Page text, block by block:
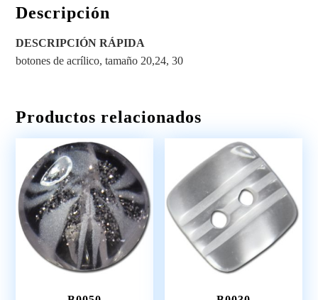
Descripción
DESCRIPCIÓN RÁPIDA
botones de acrílico, tamaño 20,24, 30
Productos relacionados